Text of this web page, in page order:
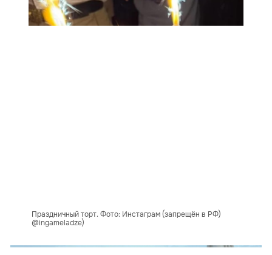
Праздничный торт. Фото: Инстаграм (запрещён в РФ)
@ingameladze)